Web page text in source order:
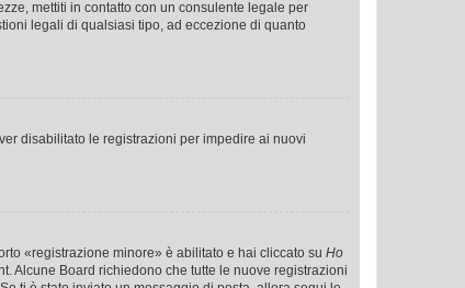
mettiti in contatto con un consulente legale per
legali di qualsiasi tipo, ad eccezione di quanto
disabilitato le registrazioni per impedire ai nuovi
«registrazione minore» è abilitato e hai cliccato su Ho
Alcune Board richiedono che tutte le nuove registrazioni